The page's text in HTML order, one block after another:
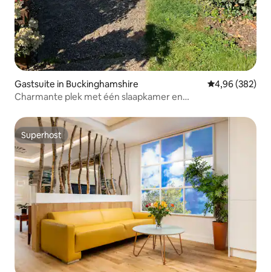
Gastsuite in Buckinghamshire Gemiddelde
4,96 (382)
Charmante plek met één slaapkamer en
Superhost
Superhost